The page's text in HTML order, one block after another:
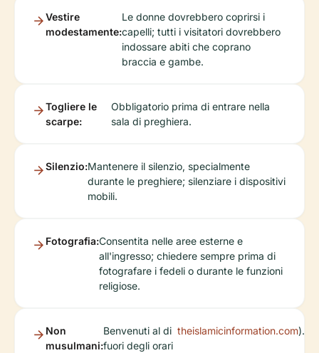
Vestire
modestamente:
Le donne dovrebbero coprirsi i
capelli; tutti i visitatori dovrebbero
indossare abiti che coprano
braccia e gambe.
Togliere le
scarpe:
Obbligatorio prima di entrare nella
sala di preghiera.
Silenzio:Mantenere il silenzio, specialmente
durante le preghiere; silenziare i dispositivi
mobili.
Fotografia:Consentita nelle aree esterne e
all'ingresso; chiedere sempre prima di
fotografare i fedeli o durante le funzioni
religiose.
Non
musulmani:
Benvenuti al di
fuori degli orari
theislamicinformation.com).